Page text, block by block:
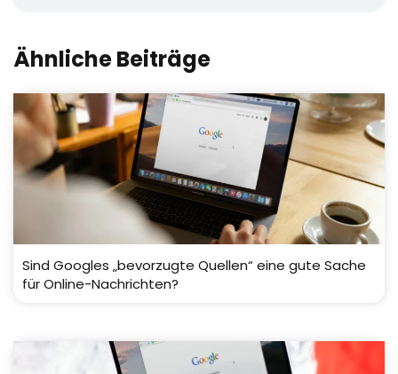
Ähnliche Beiträge
Sind Googles „bevorzugte Quellen“ eine gute Sache
für Online-Nachrichten?